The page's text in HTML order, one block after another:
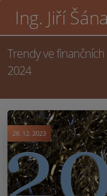
Ing. Jiří Šána
Trendy ve
2024
28. 12. 2023